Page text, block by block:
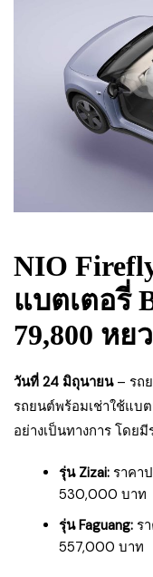
NIO
แบตเตอรี่
79,800 หย
วันที่ 24 มิถุนายน– รถ
รถยนต์พร้อมเช่าใช้แบ
อย่างเป็นทางการ โดยมี
รุ่น Zizai: ราคา
530,000 บาท
รุ่น Faguang: ร
557,000 บาท